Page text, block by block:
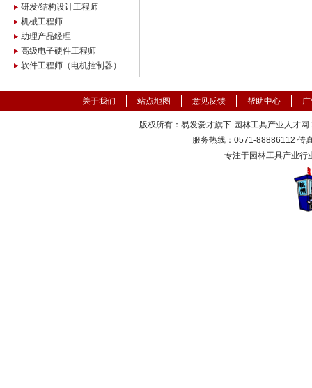
研发/结构设计工程师
机械工程师
助理产品经理
高级电子硬件工程师
软件工程师（电机控制器）
关于我们 站点地图 意见反馈 帮助中心
版权所有：易发爱才旗下-园林工具产业人才
服务热线：0571-88886112 传
专注于园林工具产业行